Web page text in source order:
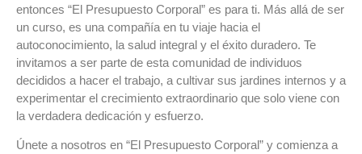
entonces “El Presupuesto Corporal” es para ti. Más allá de ser
un curso, es una compañía en tu viaje hacia el
autoconocimiento, la salud integral y el éxito duradero. Te
invitamos a ser parte de esta comunidad de individuos
decididos a hacer el trabajo, a cultivar sus jardines internos y a
experimentar el crecimiento extraordinario que solo viene con
la verdadera dedicación y esfuerzo.
Únete a nosotros en “El Presupuesto Corporal” y comienza a